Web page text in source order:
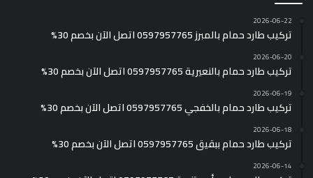
2026-06-22
تركيب طارد حمام بالمبرز 0597957765 اتصل الآن بخصم 30%
2026-06-20
تركيب طارد حمام بالنعيرية 0597957765 اتصل الآن بخصم 30%
2026-06-19
تركيب طارد حمام بالخفجي 0597957765 اتصل الآن بخصم 30%
2026-06-18
تركيب طارد حمام ببقيق 0597957765 اتصل الآن بخصم 30%
2026-06-14